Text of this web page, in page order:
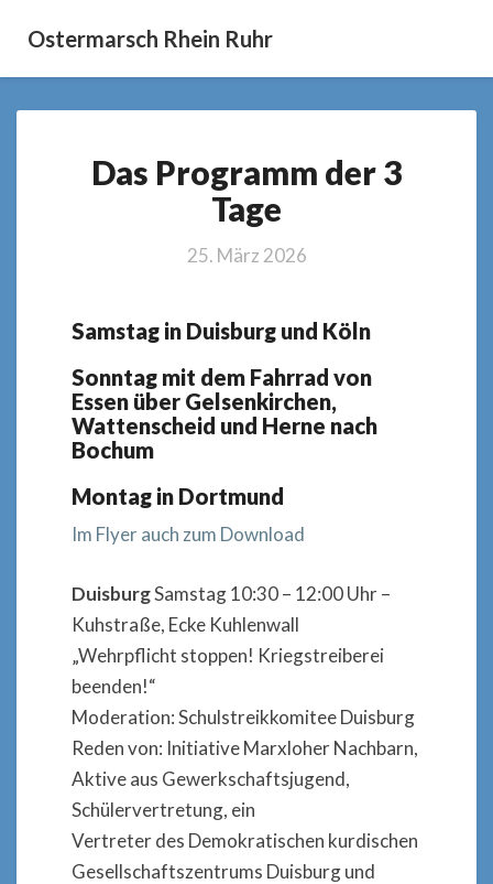
Ostermarsch Rhein Ruhr
Programm
der
3
Das Programm der 3
Tage
25. März 2026
Samstag in Duisburg und Köln
Sonntag mit dem Fahrrad von
Essen über Gelsenkirchen,
Wattenscheid und Herne nach
Bochum
Montag in Dortmund
Im Flyer auch zum Download
DuisburgSamstag 10:30 – 12:00 Uhr –
Kuhstraße, Ecke Kuhlenwall
„Wehrpflicht stoppen! Kriegstreiberei
beenden!“
Moderation: Schulstreikkomitee Duisburg
Reden von: Initiative Marxloher Nachbarn,
Aktive aus Gewerkschaftsjugend,
Schülervertretung, ein
Vertreter des Demokratischen kurdischen
Gesellschaftszentrums Duisburg und